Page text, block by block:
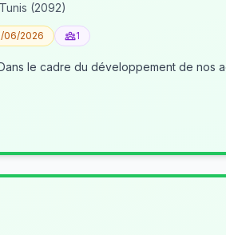
(2092)
06/2026 1